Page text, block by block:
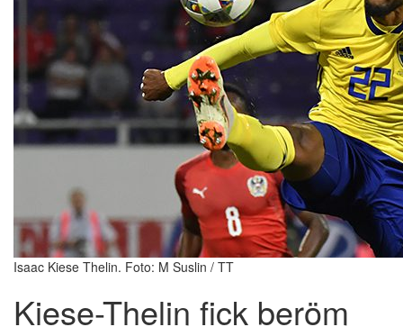
Isaac Kiese Thelin. Foto: M Suslin / TT
Kiese-Thelin fick beröm